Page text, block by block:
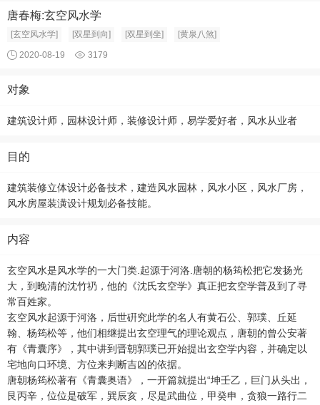
唐春梅:玄空风水学
[玄空风水学] [双星到向] [双星到坐] [黄泉八煞]
2020-08-19 3179
对象
建筑设计师，园林设计师，装修设计师，易学爱好者，风水从业者
目的
建筑装修立体设计必备技术，建造风水园林，风水小区，风水厂房，
风水房屋装潢设计规划必备技能。
内容
玄空风水是风水学的一大门类.起源于河洛.唐朝的杨筠松把它发扬光
大，到晚清的沈竹礽，他的《沈氏玄空学》真正把玄空学普及到了寻
常百姓家。
玄空风水起源于河洛，后世硏究此学的名人有黄石公、郭璞、丘延
翰、杨筠松等，他们相继提出玄空理气的理论观点，唐朝的曾公安著
有《青囊序》，其中讲到晋朝郭璞已开始提出玄空学内容，并确定以
宅地向口环境、方位来判断吉凶的依据。
唐朝杨筠松著有《青囊奥语》，一开篇就提出“坤壬乙，巨门从头出，
艮丙辛，位位是破军，巽辰亥，尽是武曲位，甲癸申，贪狼一路行二